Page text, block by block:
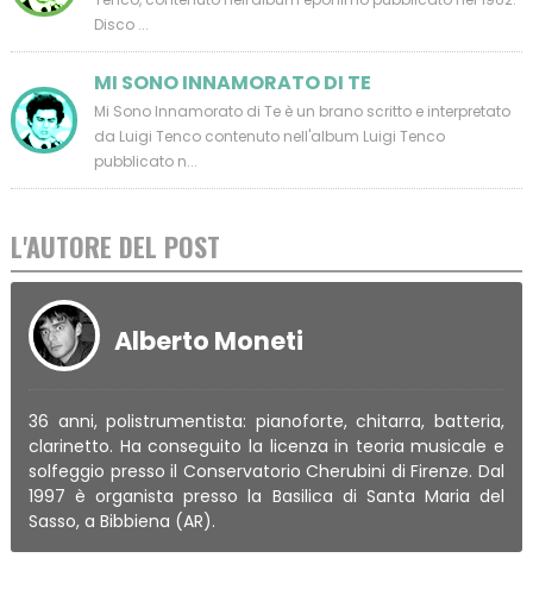
Disco ...
MI SONO INNAMORATO DI TE
Mi Sono Innamorato di Te è un brano scritto e interpretato
da Luigi Tenco contenuto nell'album Luigi Tenco
pubblicato n...
L'AUTORE DEL POST
Alberto Moneti
36 anni, polistrumentista: pianoforte, chitarra, batteria,
clarinetto. Ha conseguito la licenza in teoria musicale e
solfeggio presso il Conservatorio Cherubini di Firenze. Dal
1997 è organista presso la Basilica di Santa Maria del
Sasso, a Bibbiena (AR).